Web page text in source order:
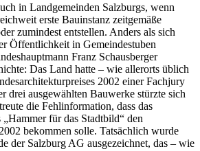
in Landgemeinden Salzburgs, wenn
erste Bauinstanz zeitgemäße
zumindest entstellen. Anders als sich
Öffentlichkeit in Gemeindestuben
Franz Schausberger
Das Land hatte – wie allerorts üblich
2002 einer Fachjury
drei ausgewählten Bauwerke stürzte sich
die Fehlinformation, dass das
für das Stadtbild“ den
bekommen solle. Tatsächlich wurde
der Salzburg AG ausgezeichnet, das – wie